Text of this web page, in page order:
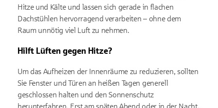
Hitze und Kälte und lassen sich gerade in flachen
Dachstühlen hervorragend verarbeiten – ohne dem
Raum unnötig viel Luft zu nehmen.
Hilft Lüften gegen Hitze?
Um das Aufheizen der Innenräume zu reduzieren, sollten
Sie Fenster und Türen an heißen Tagen generell
geschlossen halten und den Sonnenschutz
herunterfahren. Erst am späten Abend oder in der Nacht,